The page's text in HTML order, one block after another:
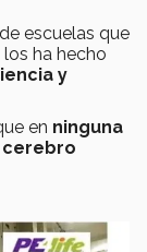
escuelas que
ha hecho
y
en ninguna
cerebro